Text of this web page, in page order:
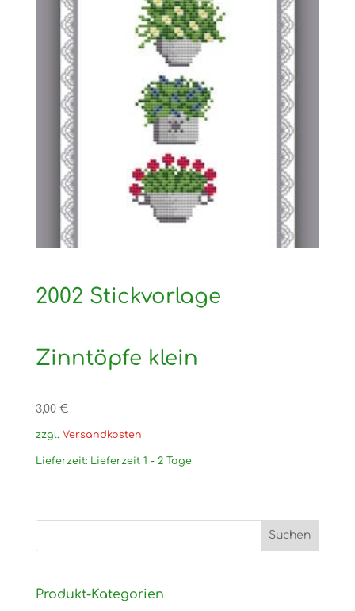
2002 Stickvorlage
Zinntöpfe klein
3,00 €
zzgl. Versandkosten
Lieferzeit: Lieferzeit 1 - 2 Tage
Produkt-Kategorien